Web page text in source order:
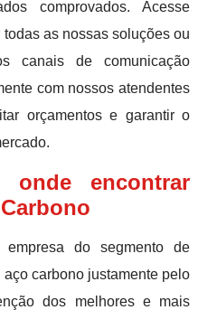
comprovados. Acesse
as nossas soluções ou
canais de comunicação
com nossos atendentes
orçamentos e garantir o
encontrar
do segmento de
carbono justamente pelo
dos melhores e mais